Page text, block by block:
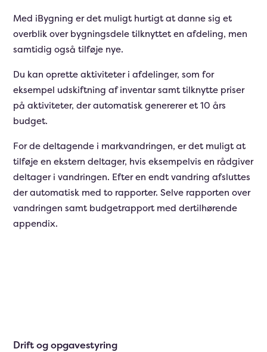
Med iBygning er det muligt hurtigt at danne sig et
overblik over bygningsdele tilknyttet en afdeling, men
samtidig også tilføje nye.
Du kan oprette aktiviteter i afdelinger, som for
eksempel udskiftning af inventar samt tilknytte priser
på aktiviteter, der automatisk genererer et 10 års
budget.
For de deltagende i markvandringen, er det muligt at
tilføje en ekstern deltager, hvis eksempelvis en rådgiver
deltager i vandringen. Efter en endt vandring afsluttes
der automatisk med to rapporter. Selve rapporten over
vandringen samt budgetrapport med dertilhørende
appendix.
Drift og opgavestyring